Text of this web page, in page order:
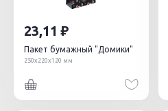
23,11
Пакет бумажный "Домики"
250х220х120 мм